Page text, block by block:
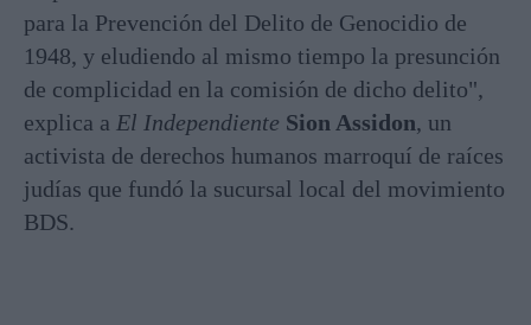
para la Prevención del Delito de Genocidio de
1948, y eludiendo al mismo tiempo la presunción
de complicidad en la comisión de dicho delito",
explica a El Independiente Sion Assidon, un
activista de derechos humanos marroquí de raíces
judías que fundó la sucursal local del movimiento
BDS.